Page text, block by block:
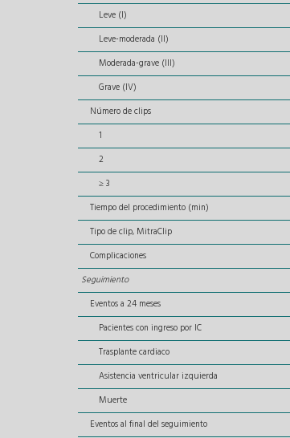
Leve (I)
Leve-moderada (II)
Moderada-grave (III)
Grave (IV)
Número de clips
1
2
≥ 3
Tiempo del procedimiento (min)
Tipo de clip, MitraClip
Complicaciones
Seguimiento
Eventos a 24 meses
Pacientes con ingreso por IC
Trasplante cardiaco
Asistencia ventricular izquierda
Muerte
Eventos al final del seguimiento